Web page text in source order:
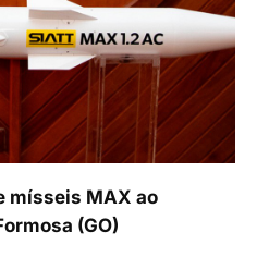
mísseis MAX ao
(GO)